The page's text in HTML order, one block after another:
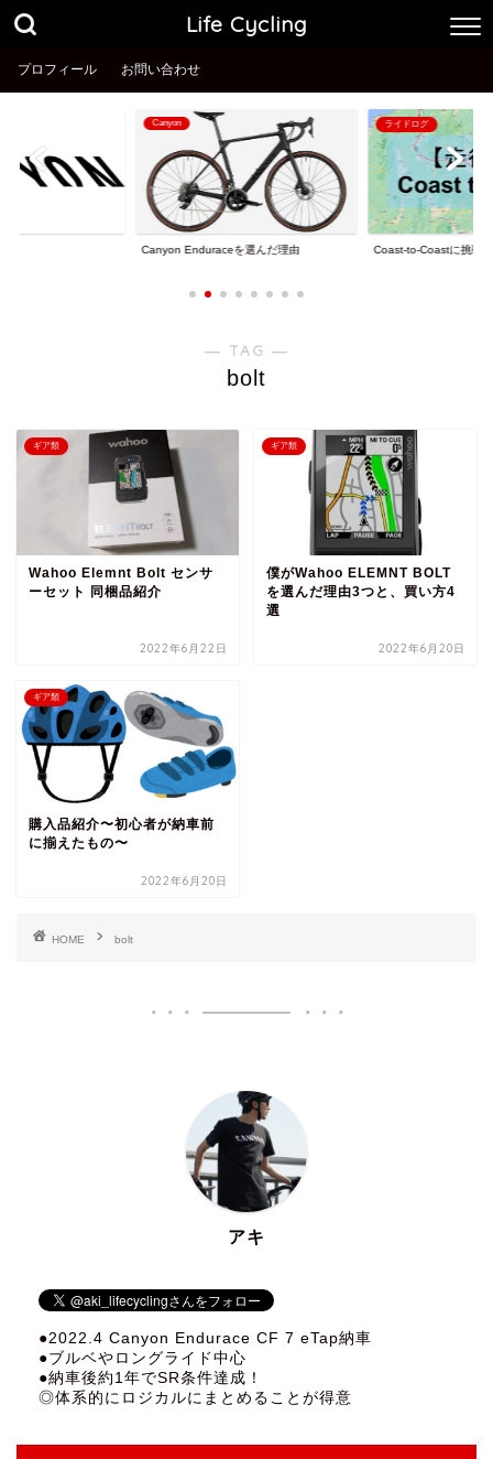
Life Cycling
プロフィール お問い合わせ
Canyon
Canyon Enduraceを選んだ理由
ライドログ
Coast-to-Coastに挑戦！
― TAG ―
bolt
ギア類
Wahoo Elemnt Bolt センサ
ーセット 同梱品紹介
2022年6月22日
ギア類
僕がWahoo ELEMNT BOLT
を選んだ理由3つと、買い方4
選
2022年6月20日
ギア類
購入品紹介〜初心者が納車前
に揃えたもの〜
2022年6月20日
HOME bolt
アキ
●2022.4 Canyon Endurace CF 7 eTap納車
●ブルベやロングライド中心
●納車後約1年でSR条件達成！
◎体系的にロジカルにまとめることが得意